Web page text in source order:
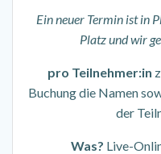
Ein neuer Termin ist in
Platz und wir
pro Teilnehmer:in
Buchung die Namen
der
Was? Live-